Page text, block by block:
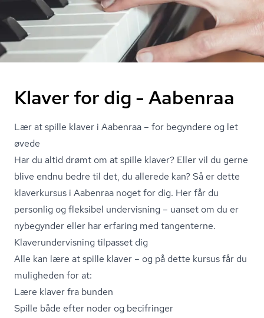
Klaver for dig - Aabenraa
Lær at spille klaver i Aabenraa – for begyndere og let
øvede
Har du altid drømt om at spille klaver? Eller vil du gerne
blive endnu bedre til det, du allerede kan? Så er dette
klaverkursus i Aabenraa noget for dig. Her får du
personlig og fleksibel undervisning – uanset om du er
nybegynder eller har erfaring med tangenterne.
Kla­ver­un­der­vis­ning tilpasset dig
Alle kan lære at spille klaver – og på dette kursus får du
muligheden for at:
Lære klaver fra bunden
Spille både efter noder og becifringer